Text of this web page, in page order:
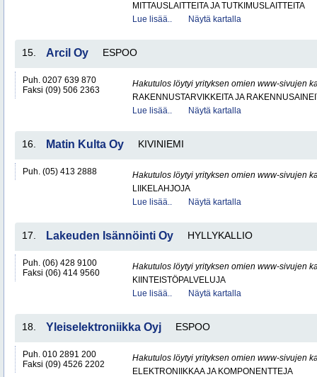
MITTAUSLAITTEITA JA TUTKIMUSLAITTEITA
Lue lisää..
Näytä kartalla
15. Arcil Oy ESPOO
Puh. 0207 639 870
Faksi (09) 506 2363
Hakutulos löytyi yrityksen omien www-sivujen
RAKENNUSTARVIKKEITA JA
Lue lisää..
Näytä kartalla
16. Matin Kulta Oy KIVINIEMI
Puh. (05) 413 2888
Hakutulos löytyi yrityksen omien www-sivujen
LIIKELAHJOJA
Lue lisää..
Näytä kartalla
17. Lakeuden Isännöinti Oy HYLLYKALLIO
Puh. (06) 428 9100
Faksi (06) 414 9560
Hakutulos löytyi yrityksen omien www-sivujen
KIINTEISTÖPALVELUJA
Lue lisää..
Näytä kartalla
18. Yleiselektroniikka Oyj ESPOO
Puh. 010 2891 200
Faksi (09) 4526 2202
Hakutulos löytyi yrityksen omien www-sivujen
ELEKTRONIIKKAA JA KOMPONENTTEJA